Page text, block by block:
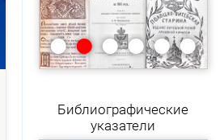
••••••
Библиографические
указатели